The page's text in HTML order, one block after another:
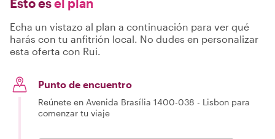
Esto esel plan
Echa un vistazo al plan a continuación para ver qué
harás con tu anfitrión local. No dudes en personalizar
esta oferta con Rui.
Punto de encuentro
Reúnete en Avenida Brasília 1400-038 - Lisbon para
comenzar tu viaje